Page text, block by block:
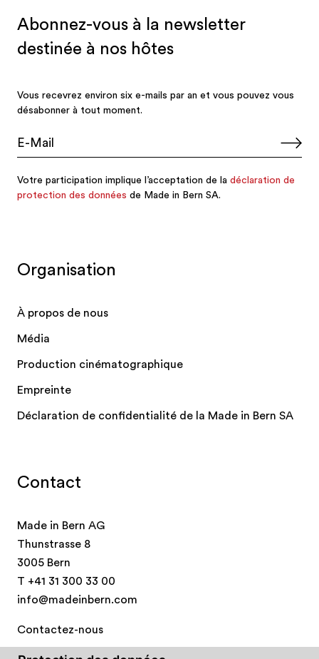
Contact
Made in Bern AG
Thunstrasse 8
3005 Bern
T +41 31 300 33 00
info@madeinbern.com
Contactez-nous
Organisation
À propos de nous
Média
Production cinématographique
Empreinte
Déclaration de confidentialité de la Made in Bern SA